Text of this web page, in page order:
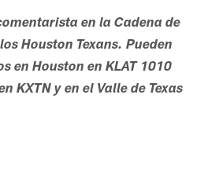
en la Cadena de
Houston Texans. Pueden
en Houston en KLAT 1010
KXTN y en el Valle de Texas